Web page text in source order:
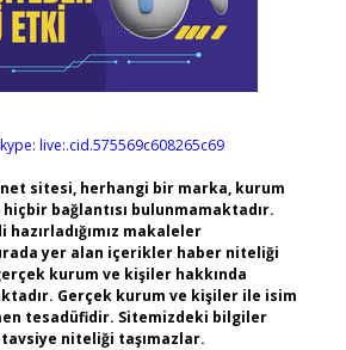
live:.cid.575569c608265c69
sitesi, herhangi bir marka, kurum
bağlantısı bulunmamaktadır.
hazırladığımız makaleler
yer alan içerikler haber niteliği
kurum ve kişiler hakkında
Gerçek kurum ve kişiler ile isim
tesadüfidir. Sitemizdeki bilgiler
niteliği taşımazlar.